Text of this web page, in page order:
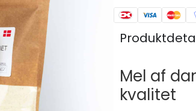
Mel af
kvalitet